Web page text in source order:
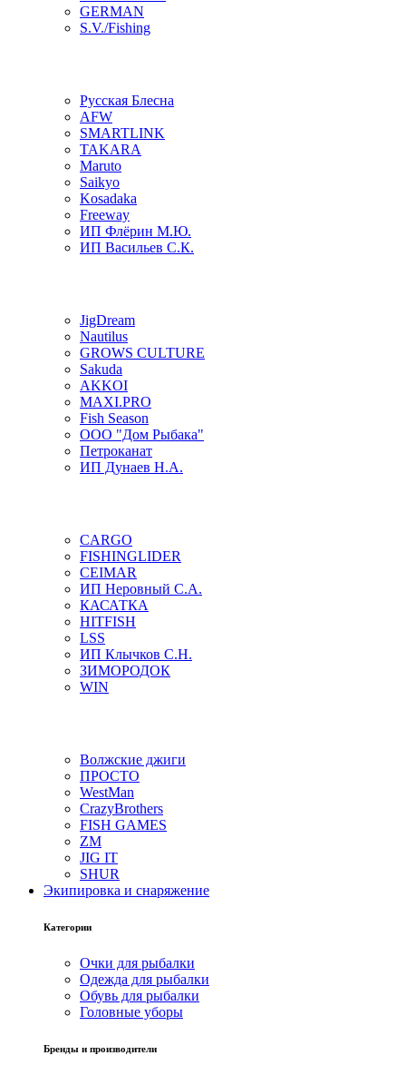
GERMAN
S.V./Fishing
Русская Блесна
AFW
SMARTLINK
TAKARA
Maruto
Saikyo
Kosadaka
Freeway
ИП Флёрин М.Ю.
ИП Васильев С.К.
JigDream
Nautilus
GROWS CULTURE
Sakuda
AKKOI
MAXI.PRO
Fish Season
ООО "Дом Рыбака"
Петроканат
ИП Дунаев Н.А.
CARGO
FISHINGLIDER
CEIMAR
ИП Неровный С.А.
КАСАТКА
HITFISH
LSS
ИП Клычков С.Н.
ЗИМОРОДОК
WIN
Волжские джиги
ПРОСТО
WestMan
CrazyBrothers
FISH GAMES
ZM
JIG IT
SHUR
Экипировка и снаряжение
Категории
Очки для рыбалки
Одежда для рыбалки
Обувь для рыбалки
Головные уборы
Бренды и производители